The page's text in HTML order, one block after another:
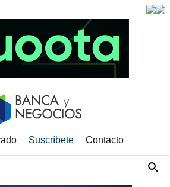
Suscríbete Contacto